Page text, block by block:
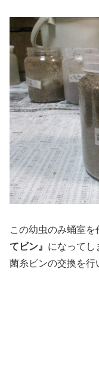
この幼虫のみ蛹室
てビン』 になってし
菌糸ビンの交換を行